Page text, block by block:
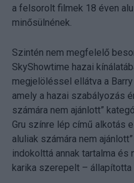
a felsorolt filmek 18 éven
minősülnének.
Szintén nem megfelelő
SkyShowtime hazai
megjelöléssel ellátva a
amely a hazai szabályozás
számára nem ajánlott”
Gru színre lép című alkotás
aluliak számára nem
indokolttá annak tartalma
karika szerepelt – állapította